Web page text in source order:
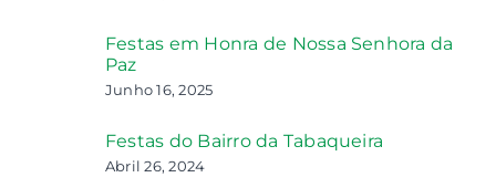
Festas em Honra de Nossa Senhora da
Paz
Junho 16, 2025
Festas do Bairro da Tabaqueira
Abril 26, 2024